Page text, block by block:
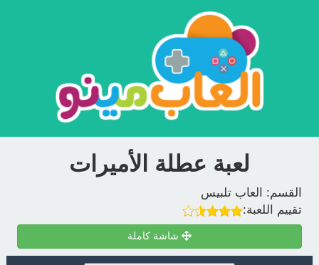
لعبة عطلة الأميرات
القسم:
العاب تلبيس
تقييم اللعبة:
شاشة كاملة